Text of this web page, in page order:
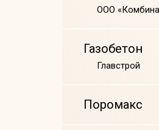
ООО
Газобетон
Главстрой
Поромакс